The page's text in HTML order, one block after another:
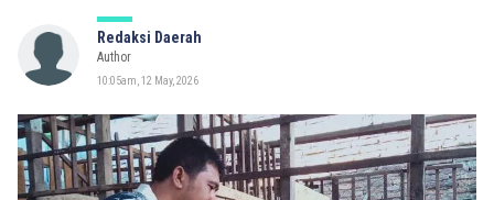
Redaksi Daerah
Author
10:05am, 12 May, 2026